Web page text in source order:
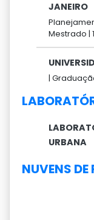
JANEIRO
Mestrado |
|
URBANA
NUVENS